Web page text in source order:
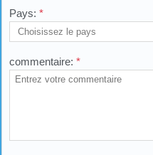
Pays: *
commentaire: *